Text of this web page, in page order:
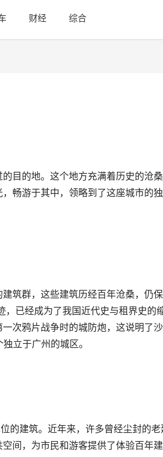
财经 综合
目的地。这个地方充满着历史的沧桑
畅游于其中，领略到了这座城市的
筑群，这些建筑历经百年沧桑，仍
已经成为了我国近代史与租界史的
次鸦片战争时的城防炮，这说明了
立于广州的城区。
的建筑。近年来，许多曾经尘封的老
间，为市民和游客提供了体验百年